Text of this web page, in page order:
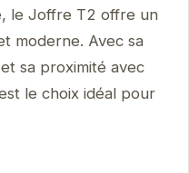
le Joffre T2 offre un
moderne. Avec sa
sa proximité avec
le choix idéal pour